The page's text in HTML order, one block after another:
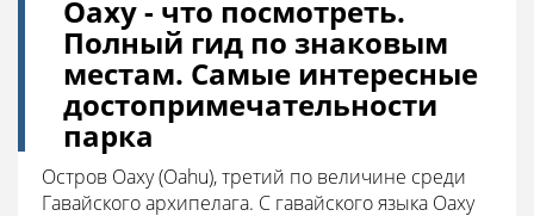
Оаху - что посмотреть.
Полный гид по знаковым
местам. Самые интересные
достопримечательности
парка
Остров Оаху (Oahu), третий по величине среди
Гавайского архипелага. С гавайского языка Оаху